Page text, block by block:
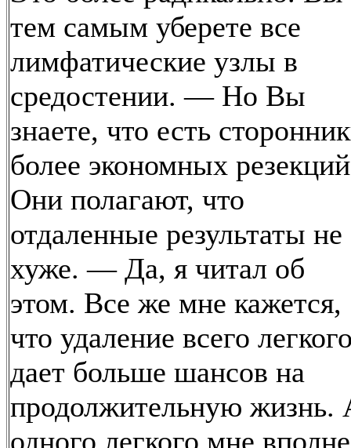
тем самым уберете все
лимфатические узлы в
средостении. — Но Вы
знаете, что есть
более экономных
Они полагают, что
отдаленные результаты не
хуже. — Да, я читал об
этом. Все же мне кажется,
что удаление всего
дает больше шансов на
продолжительную жизнь.
одного легкого мне вполне